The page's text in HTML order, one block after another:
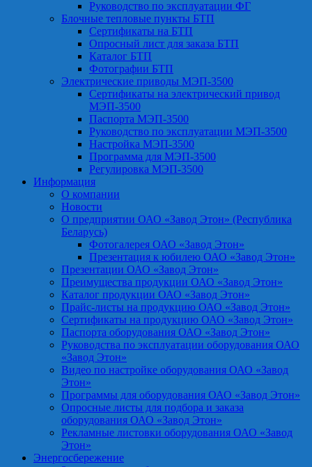
Руководство по эксплуатации ФГ
Блочные тепловые пункты БТП
Сертификаты на БТП
Опросный лист для заказа БТП
Каталог БТП
Фотографии БТП
Электрические приводы МЭП-3500
Сертификаты на электрический привод
МЭП-3500
Паспорта МЭП-3500
Руководство по эксплуатации МЭП-3500
Настройка МЭП-3500
Программа для МЭП-3500
Регулировка МЭП-3500
Информация
О компании
Новости
О предприятии ОАО «Завод Этон» (Республика
Беларусь)
Фотогалерея ОАО «Завод Этон»
Презентация к юбилею ОАО «Завод Этон»
Презентации ОАО «Завод Этон»
Преимущества продукции ОАО «Завод Этон»
Каталог продукции ОАО «Завод Этон»
Прайс-листы на продукцию ОАО «Завод Этон»
Сертификаты на продукцию ОАО «Завод Этон»
Паспорта оборудования ОАО «Завод Этон»
Руководства по эксплуатации оборудования ОАО
«Завод Этон»
Видео по настройке оборудования ОАО «Завод
Этон»
Программы для оборудования ОАО «Завод Этон»
Опросные листы для подбора и заказа
оборудования ОАО «Завод Этон»
Рекламные листовки оборудования ОАО «Завод
Этон»
Энергосбережение